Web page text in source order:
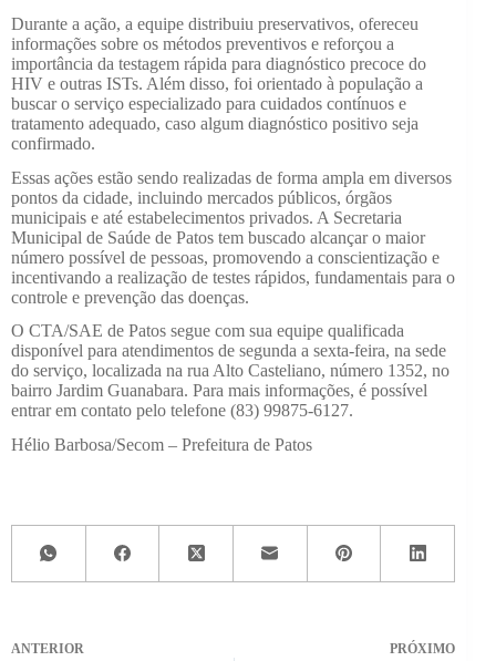
Durante a ação, a equipe distribuiu preservativos, ofereceu
informações sobre os métodos preventivos e reforçou a
importância da testagem rápida para diagnóstico precoce do
HIV e outras ISTs. Além disso, foi orientado à população a
buscar o serviço especializado para cuidados contínuos e
tratamento adequado, caso algum diagnóstico positivo seja
confirmado.
Essas ações estão sendo realizadas de forma ampla em diversos
pontos da cidade, incluindo mercados públicos, órgãos
municipais e até estabelecimentos privados. A Secretaria
Municipal de Saúde de Patos tem buscado alcançar o maior
número possível de pessoas, promovendo a conscientização e
incentivando a realização de testes rápidos, fundamentais para o
controle e prevenção das doenças.
O CTA/SAE de Patos segue com sua equipe qualificada
disponível para atendimentos de segunda a sexta-feira, na sede
do serviço, localizada na rua Alto Casteliano, número 1352, no
bairro Jardim Guanabara. Para mais informações, é possível
entrar em contato pelo telefone (83) 99875-6127.
Hélio Barbosa/Secom – Prefeitura de Patos
ANTERIOR PRÓXIMO